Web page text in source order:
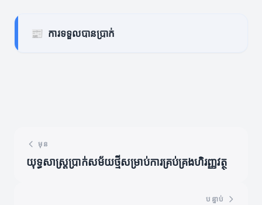
📰 ការទទួលបានប្រាក់
មុន
យុទ្ធសាស្ត្រប្រាក់សម័យថ្មីសម្រាប់ការគ្រប់គ្រងហិរញ្ញវត្ថុ
បន្ទាប់